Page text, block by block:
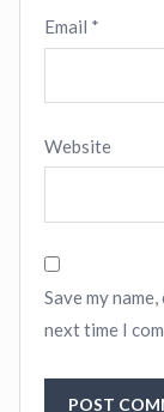
Email *
Website
Save my
next time I